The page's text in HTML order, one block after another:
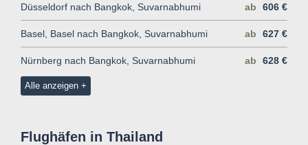
Düsseldorf nach Bangkok, Suvarnabhumi ab 606 €
Basel, Basel nach Bangkok, Suvarnabhumi ab 627 €
Nürnberg nach Bangkok, Suvarnabhumi ab 628 €
Alle anzeigen
Flughäfen in Thailand